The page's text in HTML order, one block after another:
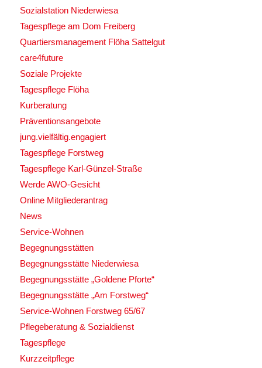
Sozialstation Niederwiesa
Tagespflege am Dom Freiberg
Quartiersmanagement Flöha Sattelgut
care4future
Soziale Projekte
Tagespflege Flöha
Kurberatung
Präventionsangebote
jung.vielfältig.engagiert
Tagespflege Forstweg
Tagespflege Karl-Günzel-Straße
Werde AWO-Gesicht
Online Mitgliederantrag
News
Service-Wohnen
Begegnungsstätten
Begegnungsstätte Niederwiesa
Begegnungsstätte „Goldene Pforte“
Begegnungsstätte „Am Forstweg“
Service-Wohnen Forstweg 65/67
Pflegeberatung & Sozialdienst
Tagespflege
Kurzzeitpflege